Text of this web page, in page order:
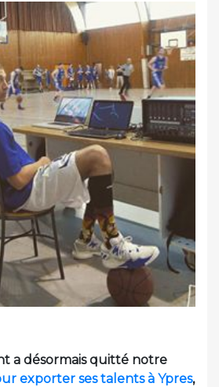
a désormais quitté notre
exporter ses talents à Ypres,